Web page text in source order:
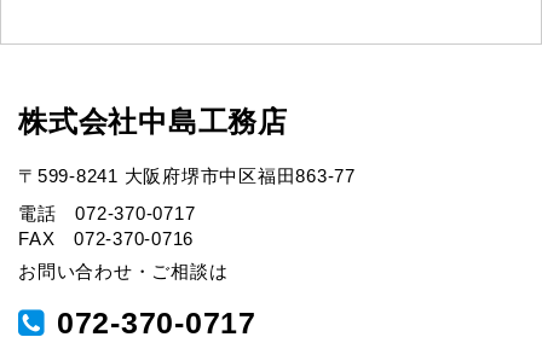
株式会社中島工務店
〒599-8241 大阪府堺市中区福田863-77
電話 072-370-0717
FAX 072-370-0716
お問い合わせ・ご相談は
072-370-0717